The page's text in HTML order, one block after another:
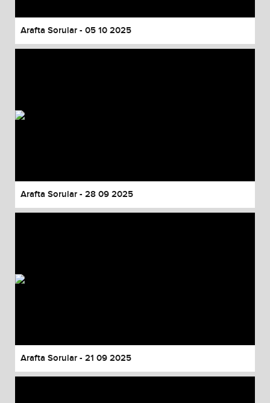
Arafta Sorular - 05 10 2025
Arafta Sorular - 28 09 2025
Arafta Sorular - 21 09 2025